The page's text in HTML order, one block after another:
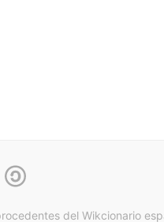
del Wikcionario